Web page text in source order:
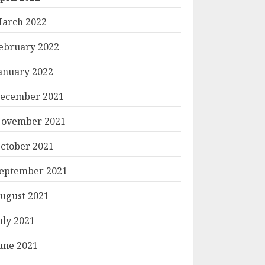
2022
2022
2022
2021
2021
2021
2021
2021
2021
2021